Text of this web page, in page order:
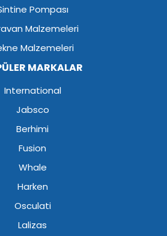
Pompası
Malzemeleri
Malzemeleri
MARKALAR
International
Jabsco
Berhimi
Fusion
Whale
Harken
Osculati
Lalizas